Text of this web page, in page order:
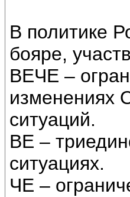
В политике
бояре,
ВЕЧЕ –
изменениях
ситуаций.
ВЕ –
ситуациях.
ЧЕ –